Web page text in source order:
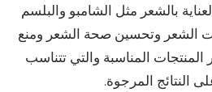
بالشعر مثل الشامبو والبلسم
الشعر وتحسين صحة الشعر ومنع
المناسبة والتي تتناسب
النتائج المرجوة.